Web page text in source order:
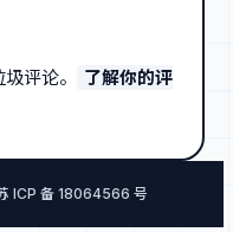
评论。
了解你的评
ICP 备 18064566 号